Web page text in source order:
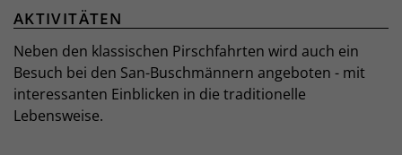
AKTIVITÄTEN
Neben den klassischen Pirschfahrten wird auch ein
Besuch bei den San-Buschmännern angeboten - mit
interessanten Einblicken in die traditionelle
Lebensweise.